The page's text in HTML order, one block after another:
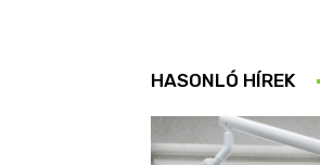
HASONLÓ HÍREK